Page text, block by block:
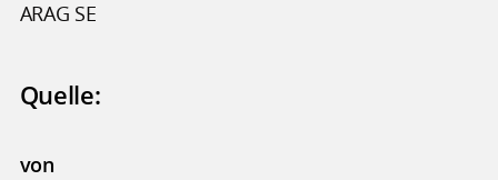
ARAG SE
Quelle:
von